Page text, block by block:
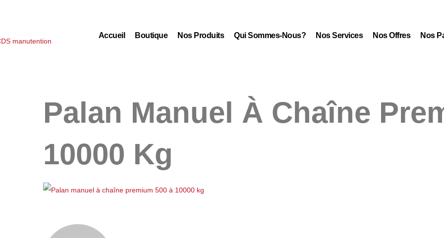
Accueil Boutique Nos Produits Qui Sommes-Nous? Nos Services Nos Offres Nos
Palan Manuel À Chaîne
10000 Kg